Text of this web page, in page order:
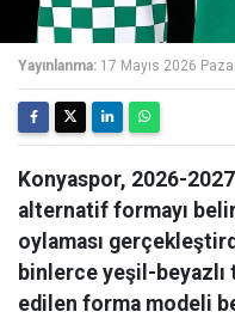
Yayınlanma: 17 Mayıs 2026
Konyaspor, 2026-
alternatif formayı
oylaması
binlerce yeşil-
edilen forma modeli